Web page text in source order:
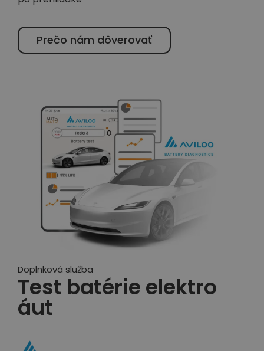
Prečo nám dôverovať
Doplnková služba
Test batérie elektro
áut